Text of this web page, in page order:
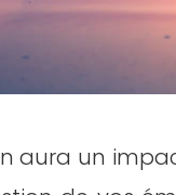
aura un